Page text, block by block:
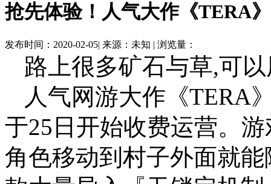
抢先体验！人气大作《TERA
发布时间：2020-02-05| 来源：未知 | 浏览量：
路上很多矿石与草,可
人气网游大作《TERA
于25日开始收费运营。
角色移动到村子外面就